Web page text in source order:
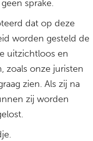
sprake.
dat op deze
worden gesteld de
uitzichtloos en
zoals onze juristen
zien. Als zij na
zij worden